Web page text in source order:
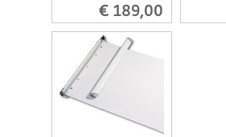
€ 189,00